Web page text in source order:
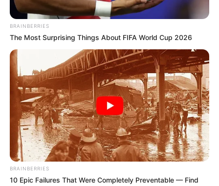
munkából származó jövedelem az embereknél
maradjon.
„Ez a jövőképünk: a szabad, felelős, magabíró,
szabad magyar ember és nemzet ideálja”
– magyarázta.
A Harcosok Klubja és a Digitális Polgári Körökről
szólva kiemelte, hogy a két szerveződésben már
több mint százezer hasonló világlátású ember gyűlt
össze. A Harcosok Klubját elhivatott közösségként
jellemezte, amelynek tagjai a miniszterelnököt
BRAINBERRIES
The Most Surprising Things About FIFA World Cup 2026
BRAINBERRIES
10 Epic Failures That Were Completely Preventable — Find